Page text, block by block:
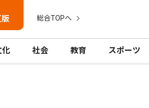
総合TOPへ
化 社会 教育 スポーツ